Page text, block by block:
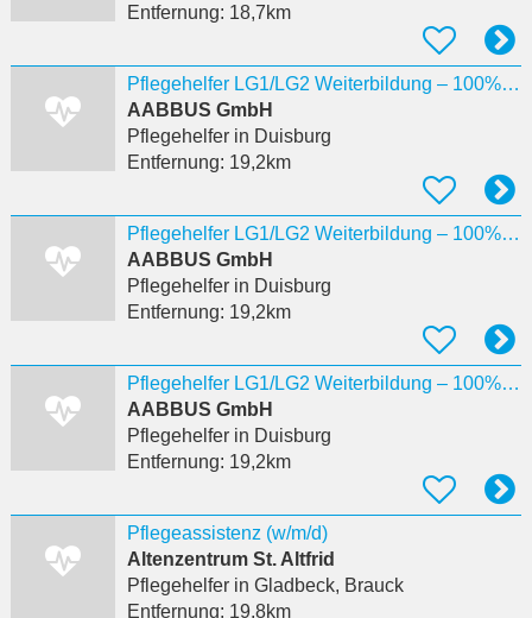
Entfernung: 18,7km
Pflegehelfer LG1/LG2 Weiterbildung – 100% förderfähig Beeck
AABBUS GmbH
Pflegehelferin Duisburg
Entfernung: 19,2km
Pflegehelfer LG1/LG2 Weiterbildung – 100% förderfähig Hamborn
AABBUS GmbH
Pflegehelferin Duisburg
Entfernung: 19,2km
Pflegehelfer LG1/LG2 Weiterbildung – 100% förderfähig Meiderich
AABBUS GmbH
Pflegehelferin Duisburg
Entfernung: 19,2km
Pflegeassistenz (w/m/d)
Altenzentrum St. Altfrid
Pflegehelferin Gladbeck, Brauck
Entfernung: 19,8km